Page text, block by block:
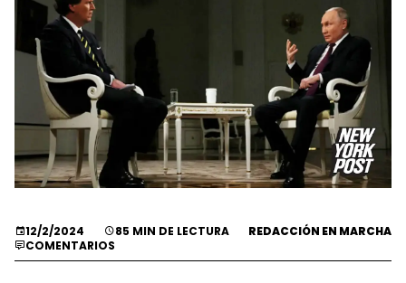
12/2/2024 85 MIN DE LECTURA
REDACCIÓN EN MARCHA
COMENTARIOS